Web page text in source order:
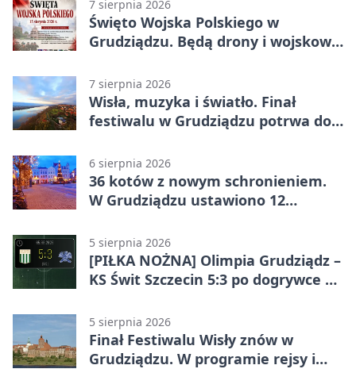
7 sierpnia 2026
Święto Wojska Polskiego w
Grudziądzu. Będą drony i wojskowa
7 sierpnia 2026
Wisła, muzyka i światło. Finał
festiwalu w Grudziądzu potrwa do
6 sierpnia 2026
36 kotów z nowym schronieniem.
W Grudziądzu ustawiono 12
5 sierpnia 2026
[PIŁKA NOŻNA] Olimpia Grudziądz –
KS Świt Szczecin 5:3 po dogrywce w
odwrócili losy meczu
5 sierpnia 2026
Finał Festiwalu Wisły znów w
Grudziądzu. W programie rejsy i